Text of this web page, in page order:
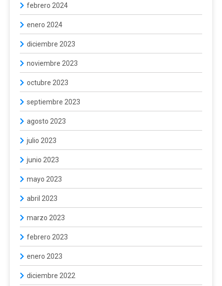
febrero 2024
enero 2024
diciembre 2023
noviembre 2023
octubre 2023
septiembre 2023
agosto 2023
julio 2023
junio 2023
mayo 2023
abril 2023
marzo 2023
febrero 2023
enero 2023
diciembre 2022